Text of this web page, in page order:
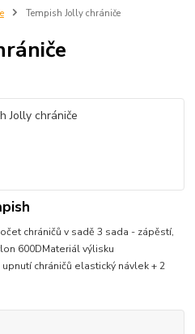
Tempish Jolly chrániče
chráničů v sadě 3 sada - zápěstí,
600DMateriál výlisku
chráničů elastický návlek + 2